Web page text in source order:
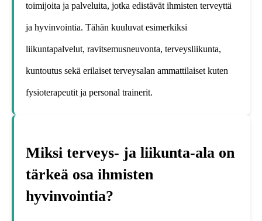
toimijoita ja palveluita, jotka edistävät ihmisten terveyttä
ja hyvinvointia. Tähän kuuluvat esimerkiksi
liikuntapalvelut, ravitsemusneuvonta, terveysliikunta,
kuntoutus sekä erilaiset terveysalan ammattilaiset kuten
fysioterapeutit ja personal trainerit.
Miksi terveys- ja liikunta-ala on
tärkeä osa ihmisten
hyvinvointia?